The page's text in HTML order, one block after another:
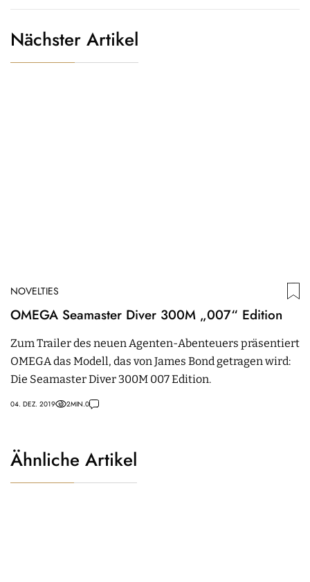
Nächster Artikel
NOVELTIES
OMEGA Seamaster Diver 300M „007“ Edition
Zum Trailer des neuen Agenten-Abenteuers präsentiert
OMEGA das Modell, das von James Bond getragen wird:
Die Seamaster Diver 300M 007 Edition.
04. DEZ. 2019 2MIN.0
Ähnliche Artikel